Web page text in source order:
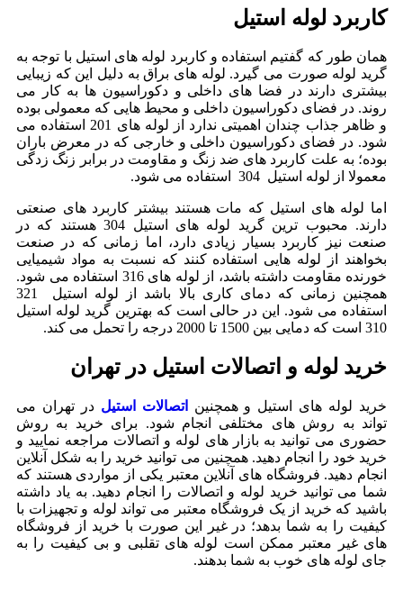
کاربرد لوله استیل
همان طور که گفتیم استفاده و کاربرد لوله های استیل با توجه به
گرید لوله صورت می گیرد. لوله ‌های براق به دلیل این که زیبایی
بیشتری دارند در فضا های داخلی و دکوراسیون ها به کار می
روند. در فضای دکوراسیون داخلی و محیط ‌هایی که معمولی بوده
و ظاهر جذاب چندان اهمیتی ندارد از لوله های 201 استفاده می
شود. در فضای دکوراسیون داخلی و خارجی که در معرض باران
بوده؛ به علت کاربرد های ضد زنگ و مقاومت در برابر زنگ زدگی
معمولا از لوله استیل 304 استفاده می ‌شود.
اما لوله های استیل که مات هستند بیشتر کاربرد های صنعتی
دارند. محبوب ترین گرید لوله های استیل 304 هستند که در
صنعت نیز کاربرد بسیار زیادی دارد، اما زمانی که در صنعت
بخواهند از لوله هایی استفاده کنند که نسبت به مواد شیمیایی
خورنده مقاومت داشته باشد، از لوله های 316 استفاده می شود.
همچنین زمانی که دمای کاری بالا باشد از لوله استیل 321
استفاده می ‌شود. این در حالی است که بهترین گرید لوله استیل
310 است که دمایی بین 1500 تا 2000 درجه را تحمل می کند.
خرید لوله و اتصالات استیل در تهران
خرید لوله های استیل و همچنین اتصالات استیل در تهران می
تواند به روش های مختلفی انجام شود. برای خرید به روش
حضوری می توانید به بازار های لوله و اتصالات مراجعه نمایید و
خرید خود را انجام دهید. همچنین می توانید خرید را به شکل آنلاین
انجام دهید. فروشگاه های آنلاین معتبر یکی از مواردی هستند که
شما می توانید خرید لوله و اتصالات را انجام دهید. به یاد داشته
باشید که خرید از یک فروشگاه معتبر می تواند لوله و تجهیزات با
کیفیت را به شما بدهد؛ در غیر این صورت با خرید از فروشگاه
های غیر معتبر ممکن است لوله های تقلبی و بی کیفیت را به
جای لوله های خوب به شما بدهند.